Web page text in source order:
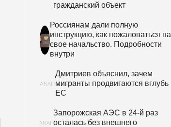
гражданский объект
Россиянам дали полную
инструкцию, как пожаловаться на
свое начальство. Подробности
внутри
Дмитриев объяснил, зачем
мигранты продвигаются вглубь
ЕС
Запорожская АЭС в 24-й раз
осталась без внешнего